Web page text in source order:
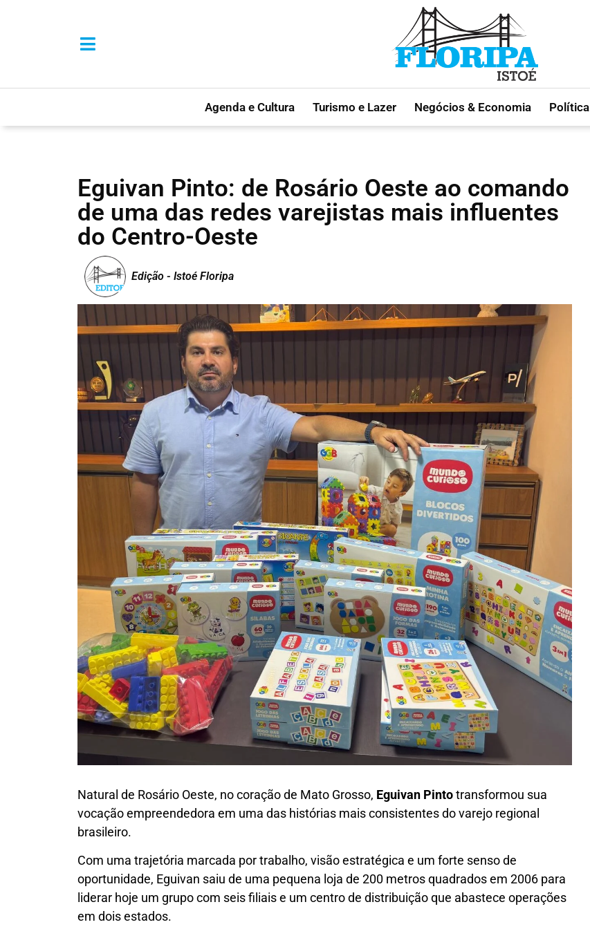
Agenda e Cultura Turismo e Lazer Negócios & Economia Política
Eguivan Pinto: de Rosário Oeste ao comando
de uma das redes varejistas mais influentes
do Centro-Oeste
Edição - Istoé Floripa
Natural de Rosário Oeste, no coração de Mato Grosso, Eguivan Pintotransformou sua
vocação empreendedora em uma das histórias mais consistentes do varejo regional
brasileiro.
Com uma trajetória marcada por trabalho, visão estratégica e um forte senso de
oportunidade, Eguivan saiu de uma pequena loja de 200 metros quadrados em 2006 para
liderar hoje um grupo com seis filiais e um centro de distribuição que abastece operações
em dois estados.